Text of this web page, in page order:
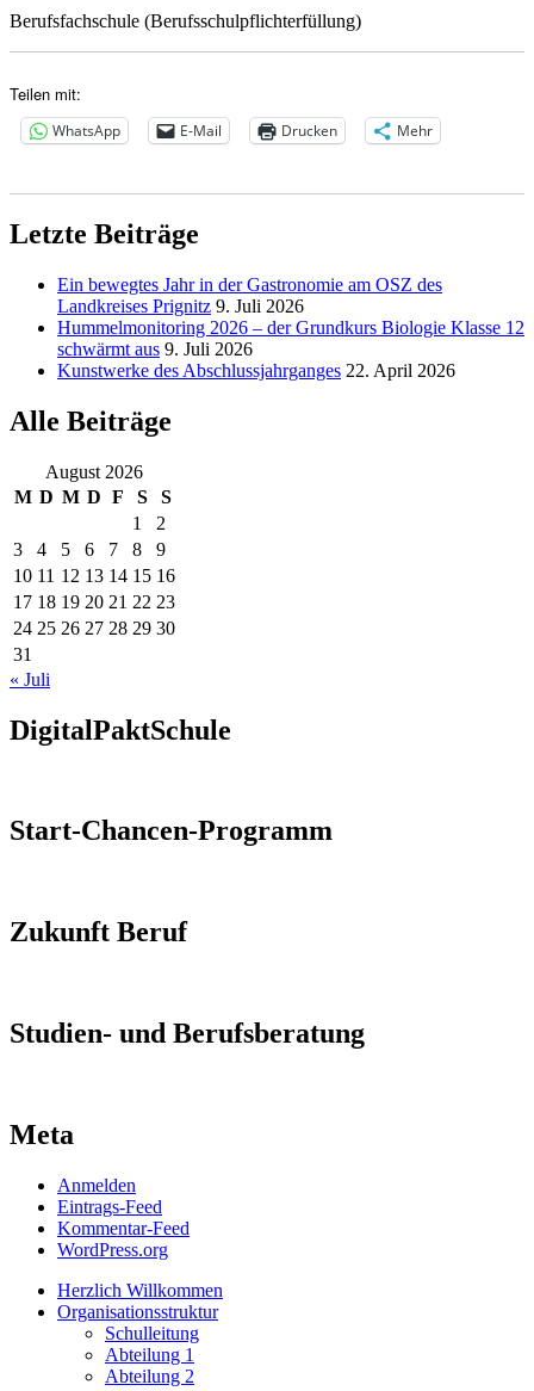
Berufsfachschule (Berufsschulpflichterfüllung)
Teilen mit:
WhatsApp E-Mail Drucken Mehr
Letzte Beiträge
Ein bewegtes Jahr in der Gastronomie am OSZ des
Landkreises Prignitz 9. Juli 2026
Hummelmonitoring 2026 – der Grundkurs Biologie Klasse 12
schwärmt aus 9. Juli 2026
Kunstwerke des Abschlussjahrganges 22. April 2026
Alle Beiträge
August 2026
M D M D F S
S
1
2
3
4 5 6 7 8
9
10 11 12 13 14 15 16
17 18 19 20 21 22 23
24 25 26 27 28 29 30
31
« Juli
DigitalPaktSchule
Start-Chancen-Programm
Zukunft Beruf
Studien- und Berufsberatung
Meta
Anmelden
Eintrags-Feed
Kommentar-Feed
WordPress.org
Herzlich Willkommen
Organisationsstruktur
Schulleitung
Abteilung 1
Abteilung 2